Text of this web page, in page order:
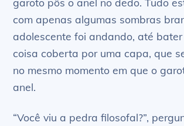
com apenas algumas sombras
adolescente foi andando, até
coisa coberta por uma capa, que
no mesmo momento em que o
anel.
“Você viu a pedra filosofal?”,